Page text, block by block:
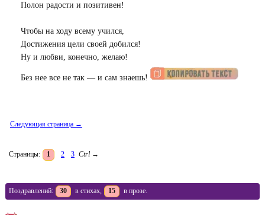
Полон радости и позитивен!
Чтобы на ходу всему учился,
Достижения цели своей добился!
Ну и любви, конечно, желаю!
Без нее все не так — и сам знаешь!
Следующая страница →
Страницы: 1 2 3 Ctrl →
Поздравлений: 30 в стихах, 15 в прозе.